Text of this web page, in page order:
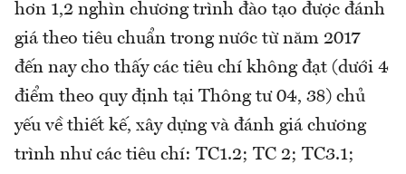
hơn 1,2 nghìn chương trình đào tạo được đánh
giá theo tiêu chuẩn trong nước từ năm 2017
đến nay cho thấy các tiêu chí không đạt (dưới 4
điểm theo quy định tại Thông tư 04, 38) chủ
yếu về thiết kế, xây dựng và đánh giá chương
trình như các tiêu chí: TC1.2; TC 2; TC3.1;